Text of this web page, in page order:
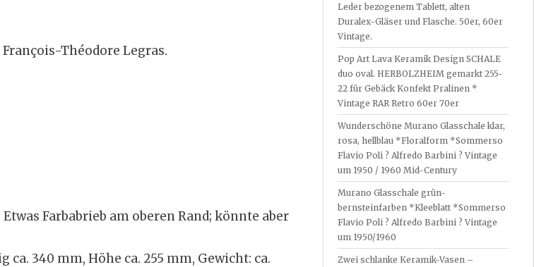
Théodore Legras.
Farbabrieb am oberen Rand; könnte aber
340 mm, Höhe ca. 255 mm, Gewicht: ca.
Leder bezogenem Tablett, alten
Duralex-Gläser und Flasche. 50er, 60er
Vintage.
Pop Art Lava Keramik Design SCHALE
duo oval. HERBOLZHEIM gemarkt 255-
22 für Gebäck Konfekt Pralinen *
Vintage RAR Retro 60er 70er
Wunderschöne Murano Glasschale klar,
rosa, hellblau *Floralform *Sommerso
Flavio Poli ? Alfredo Barbini ? Vintage
um 1950 / 1960 Mid-Century
Murano Glasschale grün-
bernsteinfarben *Kleeblatt *Sommerso
Flavio Poli ? Alfredo Barbini ? Vintage
um 1950/1960
Zwei schlanke Keramik-Vasen –